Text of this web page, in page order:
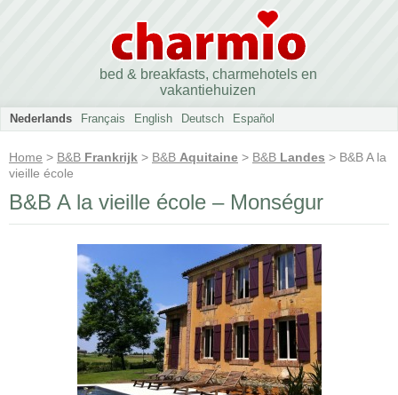
bed & breakfasts, charmehotels en
vakantiehuizen
Nederlands Français English Deutsch Español
Home > B&B Frankrijk > B&B Aquitaine > B&B Landes > B&B A la
vieille école
B&B A la vieille école – Monségur